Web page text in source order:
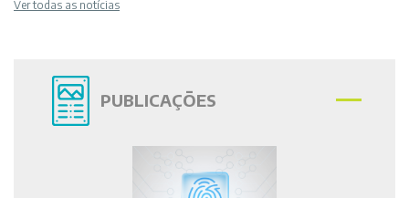
Ver todas as notícias
PUBLICAÇÕES